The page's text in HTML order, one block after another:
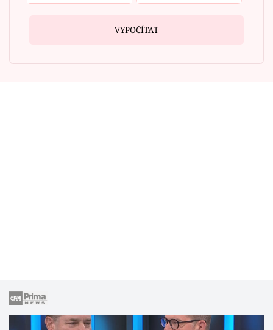
VYPOČÍTAT